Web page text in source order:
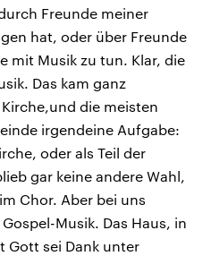
Freunde meiner
hat, oder über Freunde
mit Musik zu tun. Klar, die
Das kam ganz
die meisten
irgendeine Aufgabe:
oder als Teil der
gar keine andere Wahl,
Chor. Aber bei uns
Musik. Das Haus, in
Gott sei Dank unter